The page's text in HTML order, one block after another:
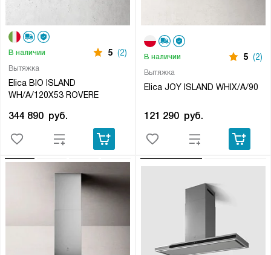
Вытяжка
Elica BIO ISLAND
WH/A/120X53 ROVERE
В наличии 5 (2)
344 890 руб.
Вытяжка
Elica JOY ISLAND WHIX/A/90
В наличии 5 (2)
121 290 руб.